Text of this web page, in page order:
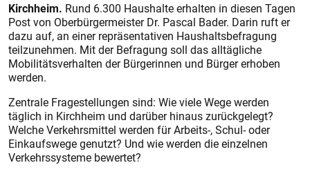
Kirchheim. Rund 6.300 Haushalte erhalten in diesen Tagen
Post von Oberbürgermeister Dr. Pascal Bader. Darin ruft er
dazu auf, an einer repräsentativen Haushaltsbefragung
teilzunehmen. Mit der Befragung soll das alltägliche
Mobilitätsverhalten der Bürgerinnen und Bürger erhoben
werden.
Zentrale Fragestellungen sind: Wie viele Wege werden
täglich in Kirchheim und darüber hinaus zurückgelegt?
Welche Verkehrsmittel werden für Arbeits-, Schul- oder
Einkaufswege genutzt? Und wie werden die einzelnen
Verkehrssysteme bewertet?